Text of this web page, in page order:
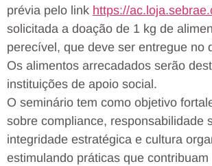
prévia pelo link https://
solicitada a doação de 1 kg de
perecível, que deve ser entregue no
Os alimentos arrecadados serão
instituições de apoio social.
O seminário tem como objetivo
sobre compliance, responsabilidade
integridade estratégica e cultura
estimulando práticas que contribuam